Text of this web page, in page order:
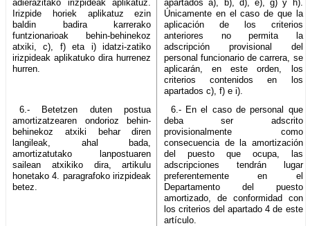
adierazitako irizpideak aplikatuz.
Irizpide horiek aplikatuz ezin
baldin badira karrerako
funtzionarioak behin-behinekoz
atxiki, c), f) eta i) idatzi-zatiko
irizpideak aplikatuko dira hurrenez
hurren.
apartados a), b), d), e), g) y h).
Únicamente en el caso de que la
aplicación de los criterios
anteriores no permita la
adscripción provisional del
personal funcionario de carrera, se
aplicarán, en este orden, los
criterios contenidos en los
apartados c), f) e i).
6.- Betetzen duten postua
amortizatzearen ondorioz behin-
behinekoz atxiki behar diren
langileak, ahal bada,
amortizatutako lanpostuaren
sailean atxikiko dira, artikulu
honetako 4. paragrafoko irizpideak
betez.
6.- En el caso de personal que
deba ser adscrito
provisionalmente como
consecuencia de la amortización
del puesto que ocupa, las
adscripciones tendrán lugar
preferentemente en el
Departamento del puesto
amortizado, de conformidad con
los criterios del apartado 4 de este
artículo.